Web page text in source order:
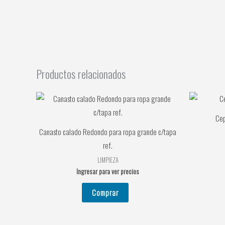
Productos relacionados
Canasto calado Redondo para ropa grande c/tapa
ref.
LIMPIEZA
Ingresar para ver precios
Comprar